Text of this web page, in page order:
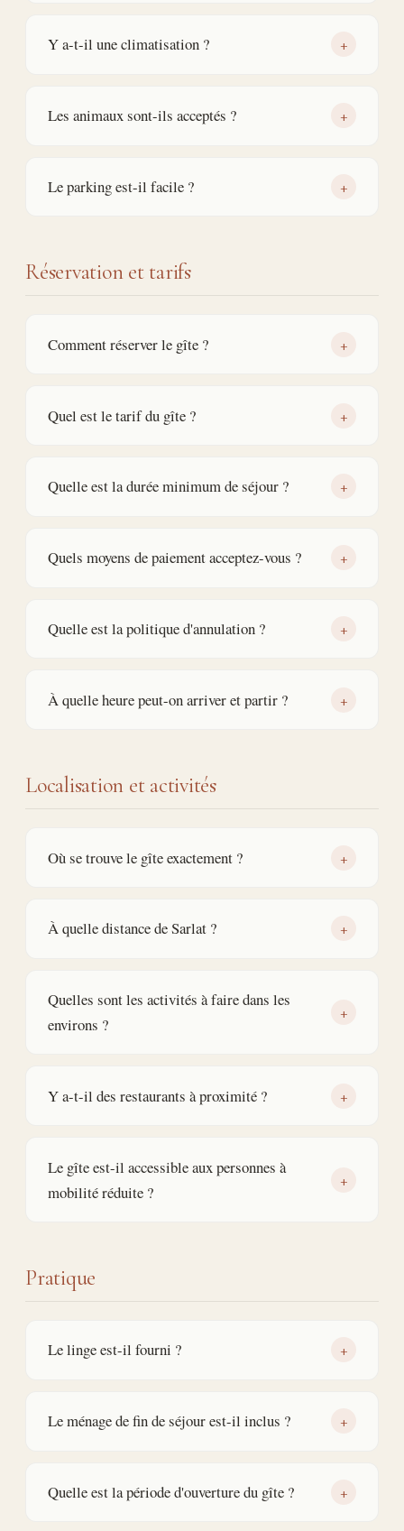
Y a-t-il une climatisation ? +
Les animaux sont-ils acceptés ? +
Le parking est-il facile ? +
Réservation et tarifs
Comment réserver le gîte ? +
Quel est le tarif du gîte ? +
Quelle est la durée minimum de séjour ? +
Quels moyens de paiement acceptez-vous ? +
Quelle est la politique d'annulation ? +
À quelle heure peut-on arriver et partir ? +
Localisation et activités
Où se trouve le gîte exactement ? +
À quelle distance de Sarlat ? +
Quelles sont les activités à faire dans les
environs ?
+
Y a-t-il des restaurants à proximité ? +
Le gîte est-il accessible aux personnes à
mobilité réduite ?
+
Pratique
Le linge est-il fourni ? +
Le ménage de fin de séjour est-il inclus ? +
Quelle est la période d'ouverture du gîte ? +